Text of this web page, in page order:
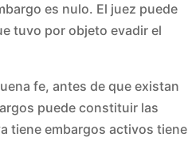
es nulo. El juez puede
tuvo por objeto evadir el
fe, antes de que existan
puede constituir las
tiene embargos activos tiene